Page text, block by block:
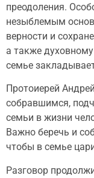
преодоления.
незыблемым
верности и
а также
семье
Протоиерей
собравшимся,
семьи в жизни
Важно беречь и
чтобы в семье
Разговор